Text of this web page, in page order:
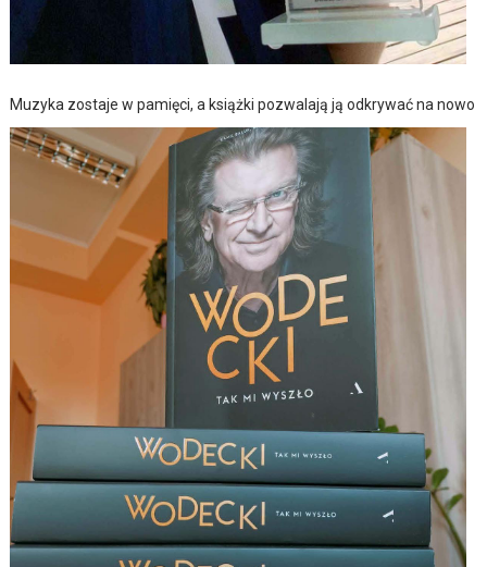
Muzyka zostaje w pamięci, a książki pozwalają ją odkrywać na nowo